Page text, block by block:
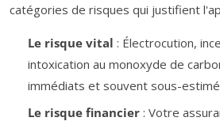
catégories de risques qui justifient
Le risque vital : Électrocution,
intoxication au monoxyde de
immédiats et souvent sous-
Le risque financier: Votre